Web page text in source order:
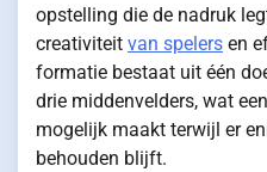
opstelling die de nadruk
creativiteit van spelers en
formatie bestaat uit één
drie middenvelders, wat
mogelijk maakt terwijl er
behouden blijft.